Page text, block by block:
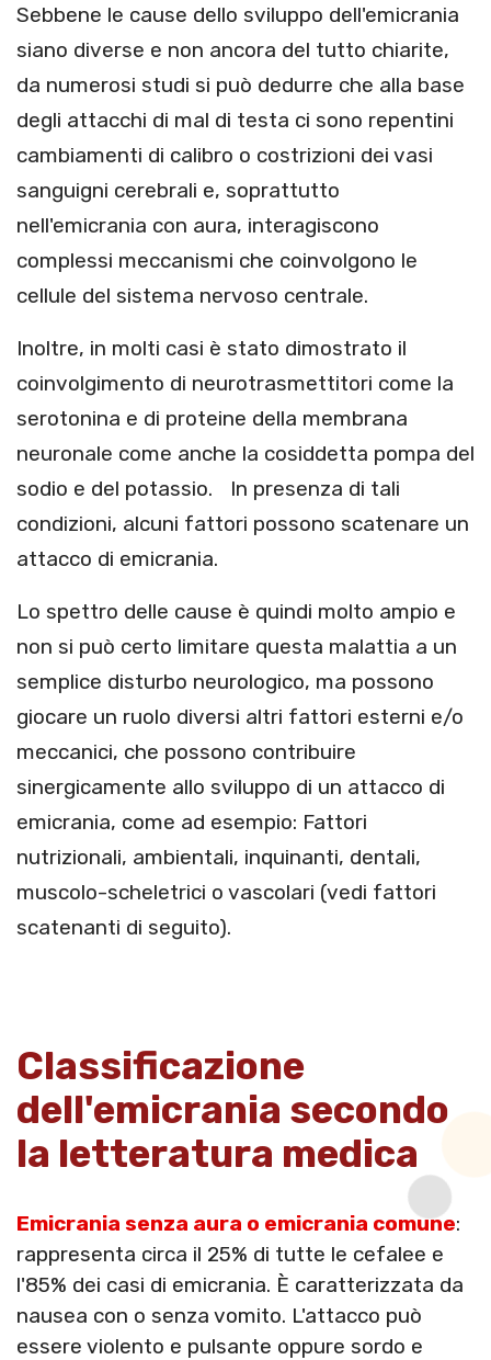
Sebbene le cause dello sviluppo dell'emicrania
siano diverse e non ancora del tutto chiarite,
da numerosi studi si può dedurre che alla base
degli attacchi di mal di testa ci sono repentini
cambiamenti di calibro o costrizioni dei vasi
sanguigni cerebrali e, soprattutto
nell'emicrania con aura, interagiscono
complessi meccanismi che coinvolgono le
cellule del sistema nervoso centrale.
Inoltre, in molti casi è stato dimostrato il
coinvolgimento di neurotrasmettitori come la
serotonina e di proteine della membrana
neuronale come anche la cosiddetta pompa del
sodio e del potassio. In presenza di tali
condizioni, alcuni fattori possono scatenare un
attacco di emicrania.
Lo spettro delle cause è quindi molto ampio e
non si può certo limitare questa malattia a un
semplice disturbo neurologico, ma possono
giocare un ruolo diversi altri fattori esterni e/o
meccanici, che possono contribuire
sinergicamente allo sviluppo di un attacco di
emicrania, come ad esempio: Fattori
nutrizionali, ambientali, inquinanti, dentali,
muscolo-scheletrici o vascolari (vedi fattori
scatenanti di seguito).
Classificazione
dell'emicrania secondo
la letteratura medica
Emicrania senza aura o emicrania comune:
rappresenta circa il 25% di tutte le cefalee e
l'85% dei casi di emicrania. È caratterizzata da
nausea con o senza vomito. L'attacco può
essere violento e pulsante oppure sordo e